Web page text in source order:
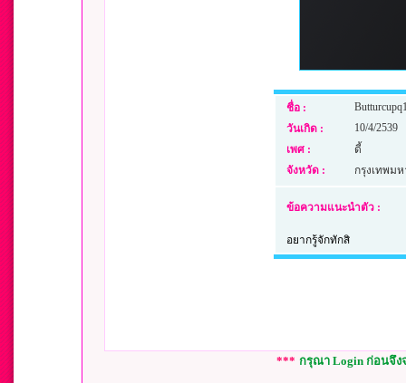
ชื่อ :
วันเกิด :
10/4/2539
เพศ :
ดี้
จังหวัด :
กรุงเทพม
ข้อความแนะนำตัว :
อยากรู้จักทักสิ
*** กรุณา Login ก่อนจึง